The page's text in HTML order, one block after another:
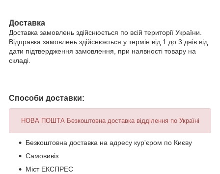
Доставка
Доставка замовлень здійснюється по всій території України.
Відправка замовлень здійснюється у термін від 1 до 3 днів від
дати підтвердження замовлення, при наявності товару на
складі.
Способи доставки:
НОВА ПОШТА Безкоштовна доставка відділення по Україні
Безкоштовна доставка на адресу кур'єром по Києву
Самовивіз
Міст ЕКСПРЕС